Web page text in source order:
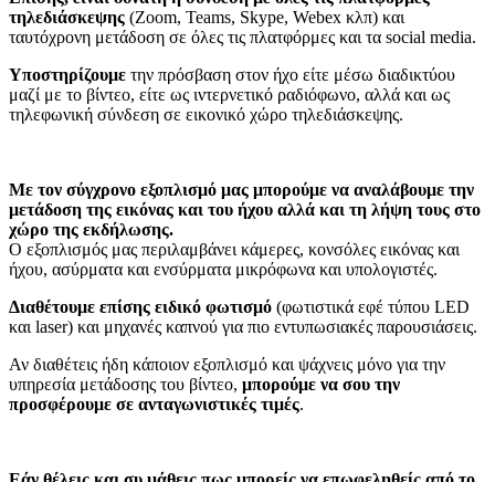
τηλεδιάσκεψης (Zoom, Teams, Skype, Webex κλπ) και
ταυτόχρονη μετάδοση σε όλες τις πλατφόρμες και τα social media.
Υποστηρίζουμε την πρόσβαση στον ήχο είτε μέσω διαδικτύου
μαζί με το βίντεο, είτε ως ιντερνετικό ραδιόφωνο, αλλά και ως
τηλεφωνική σύνδεση σε εικονικό χώρο τηλεδιάσκεψης.
Με τον σύγχρονο εξοπλισμό μας μπορούμε να αναλάβουμε την
μετάδοση της εικόνας και του ήχου αλλά και τη λήψη τους στο
χώρο της εκδήλωσης.
Ο εξοπλισμός μας περιλαμβάνει κάμερες, κονσόλες εικόνας και
ήχου, ασύρματα και ενσύρματα μικρόφωνα και υπολογιστές.
Διαθέτουμε επίσης ειδικό φωτισμό (φωτιστικά εφέ τύπου LED
και laser) και μηχανές καπνού για πιο εντυπωσιακές παρουσιάσεις.
Αν διαθέτεις ήδη κάποιον εξοπλισμό και ψάχνεις μόνο για την
υπηρεσία μετάδοσης του βίντεο, μπορούμε να σου την
προσφέρουμε σε ανταγωνιστικές τιμές.